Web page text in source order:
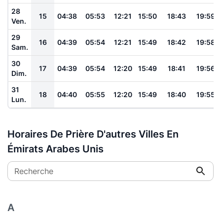
28
Ven.
15 04:38 05:53 12:21 15:50 18:43 19:59
29
Sam.
16 04:39 05:54 12:21 15:49 18:42 19:58
30
Dim.
17 04:39 05:54 12:20 15:49 18:41 19:56
31
Lun.
18 04:40 05:55 12:20 15:49 18:40 19:55
Horaires De Prière D'autres Villes En
Émirats Arabes Unis
Recherche
A